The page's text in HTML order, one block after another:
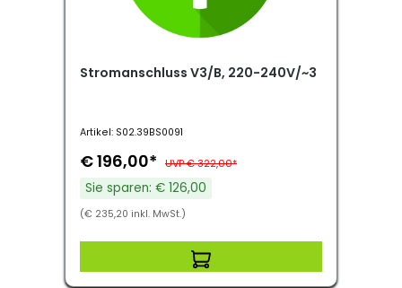
Stromanschluss V3/B, 220-240V/~3
Artikel: S02.39BS0091
€ 196,00* UVP € 322,00*
Sie sparen: € 126,00
(€ 235,20 inkl. MwSt.)